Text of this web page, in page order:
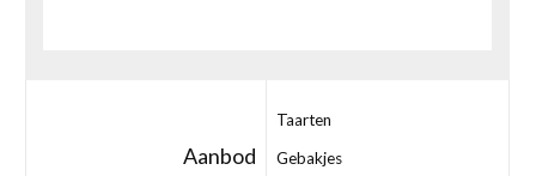
Aanbod
Taarten
Gebakjes